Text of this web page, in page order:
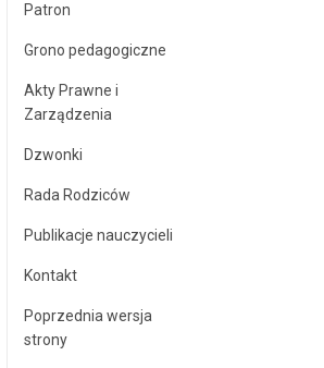
Patron
Grono pedagogiczne
Akty Prawne i
Zarządzenia
Dzwonki
Rada Rodziców
Publikacje nauczycieli
Kontakt
Poprzednia wersja
strony